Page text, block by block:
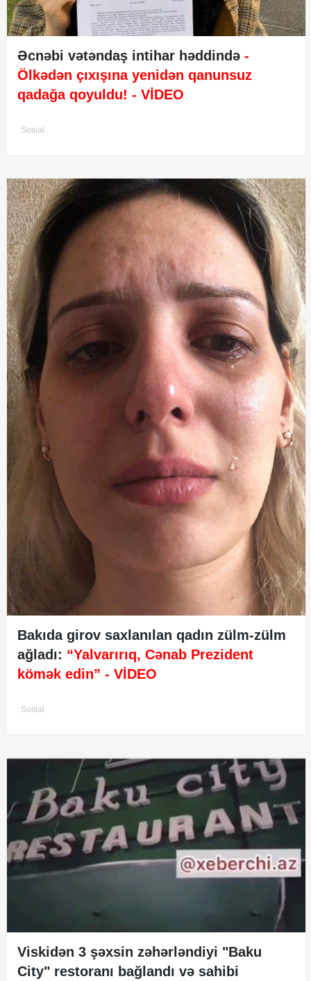
Əcnəbi vətəndaş intihar həddində -
Ölkədən çıxışına yenidən qanunsuz
qadağa qoyuldu! - VİDEO
Sosial
Bakıda girov saxlanılan qadın zülm-zülm
ağladı: “Yalvarırıq, Cənab Prezident
kömək edin” - VİDEO
Sosial
Viskidən 3 şəxsin zəhərləndiyi "Baku
City" restoranı bağlandı və sahibi